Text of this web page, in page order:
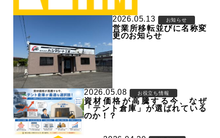
2026.05.13 お知らせ
営業所移転並びに名称変
更のお知らせ
2026.05.08 お役立ち情報
資材価格が高騰する今、なぜ
「テント倉庫」が選ばれている
のか！？